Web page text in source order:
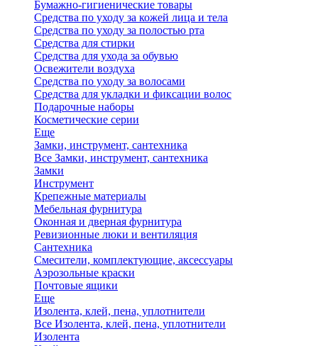
Бумажно-гигиенические товары
Средства по уходу за кожей лица и тела
Средства по уходу за полостью рта
Средства для стирки
Средства для ухода за обувью
Освежители воздуха
Средства по уходу за волосами
Средства для укладки и фиксации волос
Подарочные наборы
Косметические серии
Еще
Замки, инструмент, сантехника
Все Замки, инструмент, сантехника
Замки
Инструмент
Крепежные материалы
Мебельная фурнитура
Оконная и дверная фурнитура
Ревизионные люки и вентиляция
Сантехника
Смесители, комплектующие, аксессуары
Аэрозольные краски
Почтовые ящики
Еще
Изолента, клей, пена, уплотнители
Все Изолента, клей, пена, уплотнители
Изолента